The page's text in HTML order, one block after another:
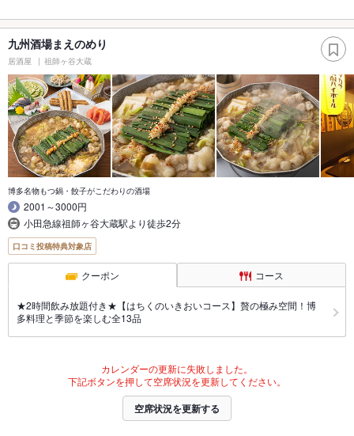
九州酒場まえのめり
居酒屋 祖師ヶ谷大蔵
博多名物もつ鍋・餃子がこだわりの酒場
2001～3000円
小田急線祖師ヶ谷大蔵駅より徒歩2分
口コミ投稿特典対象店
クーポン コース
★2時間飲み放題付き★【はちくのいきおいコース】贅の極み空間！博
多料理と季節を楽しむ全13品
カレンダーの更新に失敗しました。
下記ボタンを押して空席状況を更新してください。
空席状況を更新する